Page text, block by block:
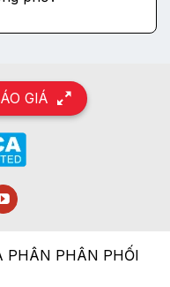
GIÁ
PHÂN PHÂN PHỐI